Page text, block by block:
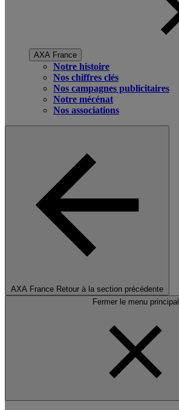
AXA France
Notre histoire
Nos chiffres clés
Nos campagnes publicitaires
Notre mécénat
Nos associations
AXA France Retour à la section précédente
Fermer le menu principal